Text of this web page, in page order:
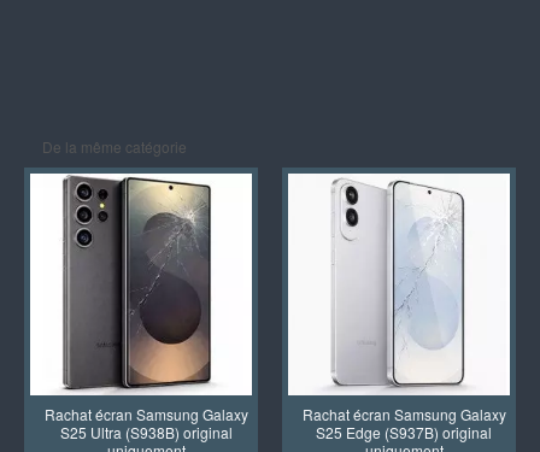
De la même catégorie
Rachat écran Samsung Galaxy
S25 Ultra (S938B) original
Rachat écran Samsung Galaxy
S25 Edge (S937B) original